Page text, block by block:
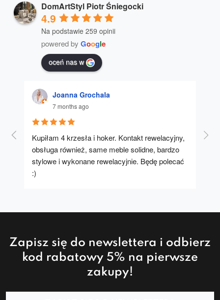
DomArtStyl Piotr Śniegocki
4.9
Na podstawie 259 opinii
powered by Google
oceń nas w
Joanna Grochala
7 months ago
Kupiłam 4 krzesła i hoker. Kontakt rewelacyjny,
obsługa również, same meble solidne, bardzo
stylowe i wykonane rewelacyjnie. Będę polecać
:)
A
Zapisz się do newslettera i odbierz
kod rabatowy 5% na pierwsze
zakupy!